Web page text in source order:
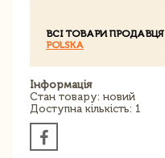
ВСІ ТОВАРИ ПРОДАВЦЯ
POLSKA
Інформація
Стан товару: новий
Доступна кількість: 1